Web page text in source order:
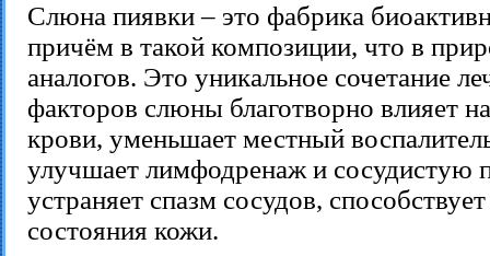
Слюна пиявки – это фабрика
причём в такой композиции, что в
аналогов. Это уникальное сочетание
факторов слюны благотворно влияет
крови, уменьшает местный
улучшает лимфодренаж и сосудистую
устраняет спазм сосудов,
состояния кожи.